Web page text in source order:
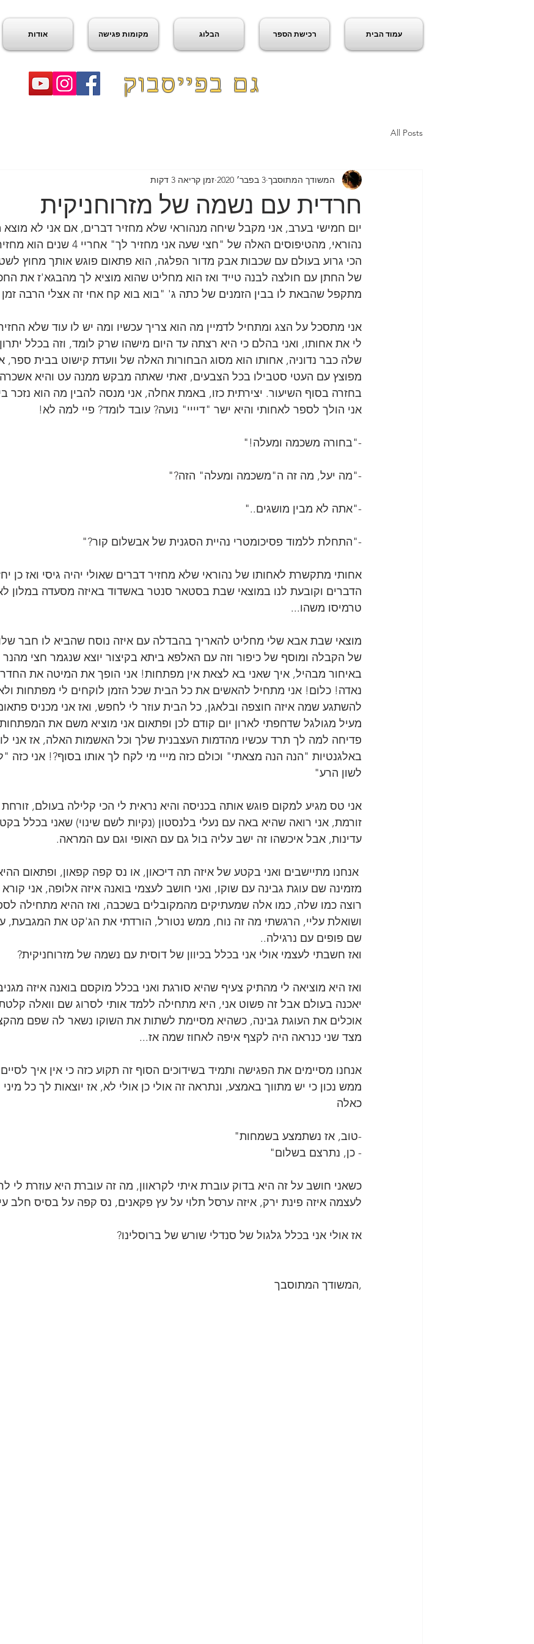
עמוד הבית רכישת הספר הבלוג מקומות פגישה אודות
גם בפייסבוק
All Posts
חרדית עם נשמה של מזרוחניקית
המשודך המתוסבך 3 בפבר׳ 2020 זמן קריאה 3 דקות
יום חמישי בערב, אני מקבל שיחה מנהוראי שלא מחזיר דברים, אם אני לא
נהוראי, מהטיפוסים האלה של "חצי שעה
הכי גרוע בעולם עם שכבות אבק מדור הפלגה, הוא פתאום פוגש אותך מחוץ
של החתן עם חולצה לבנה טייד ואז הוא מחליט שהוא מוציא לך מהבגא'ז את
מתקפל שהבאת לו בבין הזמנים של כתה ג' "בוא בוא קח אחי זה אצלי הרבה זמן
אני מתסכל על הצג ומתחיל לדמיין מה הוא צריך עכשיו ומה יש לו עוד שלא
לי את אחותו, ואני בהלם כי היא רצתה עד היום מישהו שרק לומד, וזה בכלל
שלה כבר נדוניה, אחותו הוא מסוג הבחורות האלה של וועדת קישוט בבית
מפוצץ עם העטי סטבילו בכל הצבעים, זאתי שאתה מבקש ממנה עט והיא
בחזרה בסוף השיעור. יצירתית כזו, באמת אחלה, אני מנסה להבין מה הוא נזכר
אני הולך לספר לאחותי והיא ישר "דיייי" נועה? עובד לומד? פיי למה לא!
-"בחורה משכמה ומעלה!"
-"מה יעל, מה זה ה"משכמה ומעלה" הזה?"
-"אתה לא מבין מושגים.."
-"התחלת ללמוד פסיכומטרי נהיית הסגנית של אבשלום קור?"
אחותי מתקשרת לאחותו של נהוראי שלא מחזיר דברים שאולי יהיה גיסי ואז כן
הדברים וקובעת לנו במוצאי שבת בסטאר סנטר באשדוד באיזה מסעדה במלון
טרמיסו משהו...
מוצאי שבת אבא שלי מחליט להאריך בהבדלה עם איזה נוסח שהביא לו חבר
של הקבלה ומוסף של כיפור וזה עם האלפא ביתא בקיצור יוצא שנגמר חצי מהנר
באיחור מבהיל, איך שאני בא לצאת אין מפתחות! אני הופך את המיטה את החדר
נאדה! כלום! אני מתחיל להאשים את כל הבית שכל הזמן לוקחים לי מפתחות
להשתגע שמה איזה חוצפה ובלאגן, כל הבית עוזר לי לחפש, ואז אני מכניס
מעיל מגולגל שדחפתי לארון יום קודם לכן ופתאום אני מוציא משם את
פדיחה למה לך תרד עכשיו מהדמות העצבנית שלך וכל האשמות האלה, אז אני
באלגנטיות "הנה הנה מצאתי" וכולם כזה מייי מי לקח לך אותו בסוף?! אני כזה
לשון הרע"
אני טס מגיע למקום פוגש אותה בכניסה והיא נראית לי הכי קלילה בעולם,
זורמת, אני רואה שהיא באה עם נעלי בלנסטון (נקיות לשם שינוי) שאני בכלל
עדינות, אבל איכשהו זה ישב עליה בול גם עם האופי וגם עם המראה.
אנחנו מתיישבים ואני בקטע של איזה תה דיכאון, או נס קפה קפאון, ופתאום
מזמינה שם עוגת גבינה עם שוקו, ואני חושב לעצמי בואנה איזה אלופה, אני
רוצה כמו שלה, כמו אלה שמעתיקים מהמקובלים בשכבה, ואז ההיא מתחילה
ושואלת עליי, הרגשתי מה זה נוח, ממש נטורל, הורדתי את הג'קט את המגבעת,
שם פופים עם נרגילה..
ואז חשבתי לעצמי אולי אני בכלל בכיוון של דוסית עם נשמה של מזרוחניקית?
ואז היא מוציאה לי מהתיק צעיף שהיא סורגת ואני בכלל מוקסם בואנה איזה
יאכנה בעולם אבל זה פשוט אני, היא מתחילה ללמד אותי לסרוג שם וואלה
אוכלים את העוגת גבינה, כשהיא מסיימת לשתות את השוקו נשאר לה שפם
מצד שני כנראה היה לקצף איפה לאחוז שמה אז...
אנחנו מסיימים את הפגישה ותמיד בשידוכים הסוף זה תקוע כזה כי אין איך
ממש נכון כי יש מתווך באמצע, ונתראה זה אולי כן אולי לא, אז יוצאות לך כל מיני
כאלה
-טוב, אז נשתמצע בשמחות"
- כן, נתרצם בשלום"
כשאני חושב על זה היא בדוק עוברת איתי לקראוון, מה זה עוברת היא עוזרת לי
לעצמה איזה פינת ירק, איזה ערסל תלוי על עץ פקאנים, נס קפה על בסיס חלב
אז אולי אני בכלל גלגול של סנדלי שורש של ברוסלינו?
,המשודך המתוסבך